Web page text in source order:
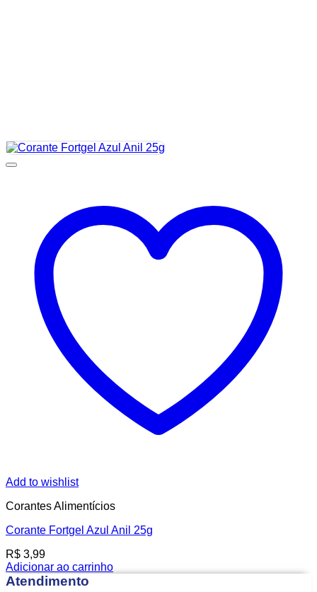
Add to wishlist
Corantes Alimentícios
Corante Fortgel Azul Anil 25g
R$ 3,99
Adicionar ao carrinho
Atendimento